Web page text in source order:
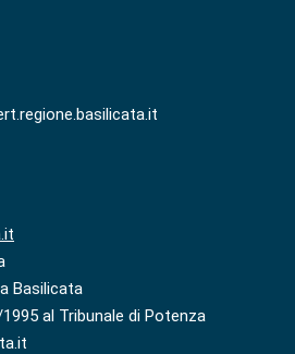
Basilicata
al Tribunale di Potenza